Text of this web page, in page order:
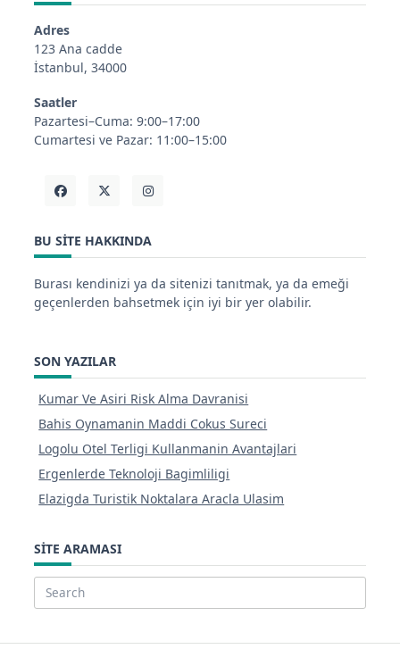
Adres
123 Ana cadde
İstanbul, 34000
Saatler
Pazartesi–Cuma: 9:00–17:00
Cumartesi ve Pazar: 11:00–15:00
BU SITE HAKKINDA
Burası kendinizi ya da sitenizi tanıtmak, ya da emeği
geçenlerden bahsetmek için iyi bir yer olabilir.
SON YAZILAR
Kumar Ve Asiri Risk Alma Davranisi
Bahis Oynamanin Maddi Cokus Sureci
Logolu Otel Terligi Kullanmanin Avantajlari
Ergenlerde Teknoloji Bagimliligi
Elazigda Turistik Noktalara Aracla Ulasim
SITE ARAMASI
Search